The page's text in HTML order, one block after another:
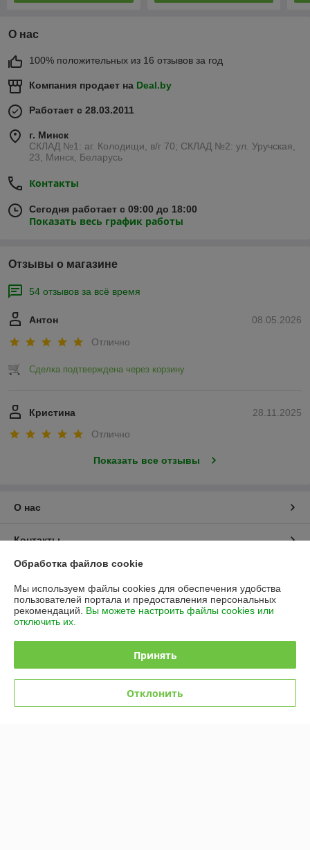
О нас
100% положительных из 16 отзывов за год
Компания продает на Deal.by
Работает с 28.03.2011
г. Минск
СКЛАД №1: аг. Колодищи, в/г 70; СКЛАД №2: ул. Уручская,
23, Минск, Беларусь
Контакты
Сегодня работает с 09:00 до 18:00
Показать весь график работы
Отзывы о магазине
54 отзывов за всё время
08.05.2026
Антон
Отлично
Сделка подтверждена через корзину
28.11.2025
Кристина
Отлично
Показать все отзывы
О нас
Контакты
Доставка и оплата
График работы
Политика обработки cookies
Обработка файлов cookie
Мы используем файлы cookies для обеспечения удобства
пользователей портала и предоставления персональных
рекомендаций. Вы можете настроить файлы cookies или
отключить их.
Принять
Отклонить